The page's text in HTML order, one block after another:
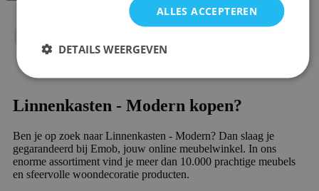
Linnenkasten - Modern kopen?
Ben je op zoek naar Linnenkasten - Modern? Dan slaag je
gegarandeerd bij Emob, jouw online meubelwinkel. In ons
enorme assortiment vind je meer dan 10.000 prachtige meubels
en sfeervolle woondecoratie producten.
ALLES ACCEPTEREN
DETAILS WEERGEVEN